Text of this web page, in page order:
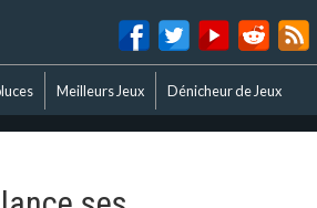
Meilleurs Jeux Dénicheur de Jeux